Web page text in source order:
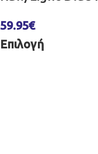
59.95€
Επιλογή